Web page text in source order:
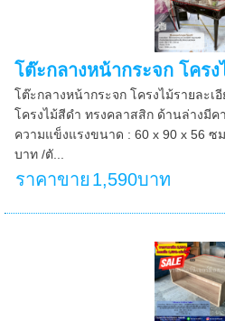
โต๊ะกลางหน้ากระจก โครง
โต๊ะกลางหน้ากระจก โครงไม้รายละเ
โครงไม้สีดำ ทรงคลาสสิก ด้านล่างมีค
ความแข็งแรงขนาด : 60 x 90 x 56 ซ
บาท /ตั...
ราคาขาย 1,590บาท